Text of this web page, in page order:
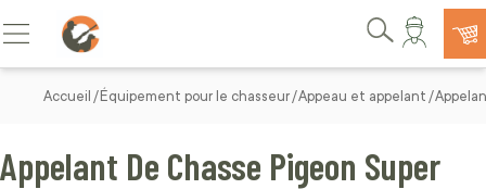
Allez au contenu
Basculer la navigation
Rechercher
Accueil Équipement pour le chasseur Appeau et appelant
Appelant De Chasse Pigeon Super